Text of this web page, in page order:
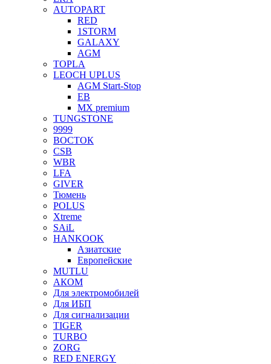
AUTOPART
RED
1STORM
GALAXY
AGM
TOPLA
LEOCH UPLUS
AGM Start-Stop
EB
MX premium
TUNGSTONE
9999
ВОСТОК
CSB
WBR
LFA
GIVER
Тюмень
POLUS
Xtreme
SAiL
HANKOOK
Азиатские
Европейские
MUTLU
АКОМ
Для электромобилей
Для ИБП
Для сигнализации
TIGER
TURBO
ZORG
RED ENERGY